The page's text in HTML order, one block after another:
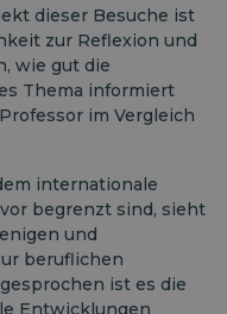
dieser Besuche ist
zur Reflexion und
wie gut die
Thema informiert
im Vergleich
internationale
begrenzt sind, sieht
und
beruflichen
ist es die
Entwicklungen